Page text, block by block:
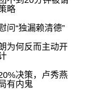
略
问“独漏赖清德”
为何反而主动开
决策，卢秀燕
有内鬼